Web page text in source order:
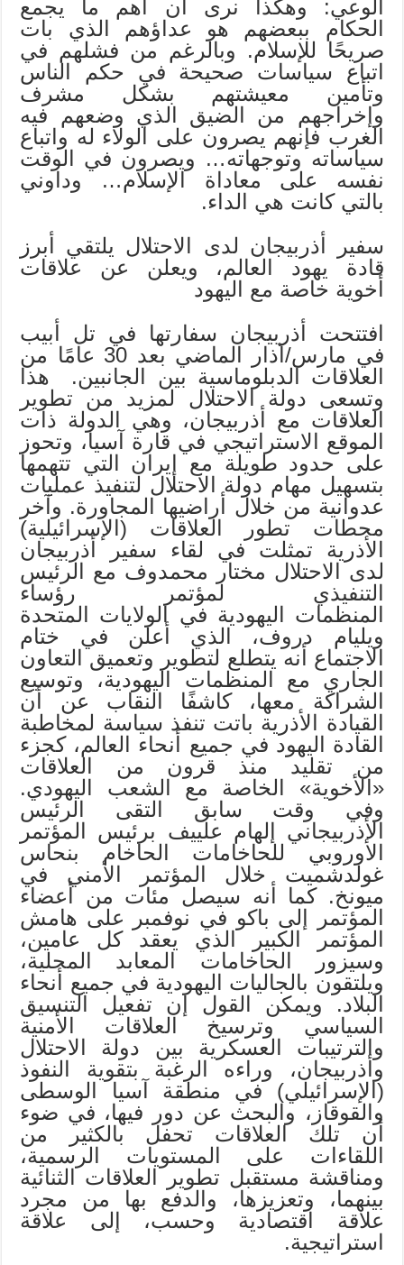
الوعي: وهكذا نرى أن أهم ما يجمع
الحكام ببعضهم هو عداؤهم الذي بات
صريحًا للإسلام. وبالرغم من فشلهم في
اتباع سياسات صحيحة في حكم الناس
وتأمين معيشتهم بشكل مشرف
وإخراجهم من الضيق الذي وضعهم فيه
الغرب فإنهم يصرون على الولاء له واتباع
سياساته وتوجهاته… ويصرون في الوقت
نفسه على معاداة الإسلام… وداوني
بالتي كانت هي الداء.
سفير أذربيجان لدى الاحتلال يلتقي أبرز
قادة يهود العالم، ويعلن عن علاقات
أخوية خاصة مع اليهود
افتتحت أذربيجان سفارتها في تل أبيب
في مارس/آذار الماضي بعد 30 عامًا من
العلاقات الدبلوماسية بين الجانبين. هذا
وتسعى دولة الاحتلال لمزيد من تطوير
العلاقات مع أذربيجان، وهي الدولة ذات
الموقع الاستراتيجي في قارة آسيا، وتحوز
على حدود طويلة مع إيران التي تتهمها
بتسهيل مهام دولة الاحتلال لتنفيذ عمليات
عدوانية من خلال أراضيها المجاورة. وآخر
محطات تطور العلاقات (الإسرائيلية)
الأذرية تمثلت في لقاء سفير أذربيجان
لدى الاحتلال مختار محمدوف مع الرئيس
التنفيذي لمؤتمر رؤساء
المنظمات اليهودية في الولايات المتحدة
ويليام دروف، الذي أعلن في ختام
الاجتماع أنه يتطلع لتطوير وتعميق التعاون
الجاري مع المنظمات اليهودية، وتوسيع
الشراكة معها، كاشفًا النقاب عن أن
القيادة الأذرية باتت تنفذ سياسة لمخاطبة
القادة اليهود في جميع أنحاء العالم، كجزء
من تقليد منذ قرون من العلاقات
«الأخوية» الخاصة مع الشعب اليهودي.
وفي وقت سابق التقى الرئيس
الأذربيجاني إلهام علييف برئيس المؤتمر
الأوروبي للحاخامات الحاخام بنحاس
غولدشميت خلال المؤتمر الأمني في
ميونخ. كما أنه سيصل مئات من أعضاء
المؤتمر إلى باكو في نوفمبر على هامش
المؤتمر الكبير الذي يعقد كل عامين،
وسيزور الحاخامات المعابد المحلية،
ويلتقون بالجاليات اليهودية في جميع أنحاء
البلاد. ويمكن القول إن تفعيل التنسيق
السياسي وترسيخ العلاقات الأمنية
والترتيبات العسكرية بين دولة الاحتلال
وأذربيجان، وراءه الرغبة بتقوية النفوذ
(الإسرائيلي) في منطقة آسيا الوسطى
والقوقاز، والبحث عن دور فيها، في ضوء
أن تلك العلاقات تحفل بالكثير من
اللقاءات على المستويات الرسمية،
ومناقشة مستقبل تطوير العلاقات الثنائية
بينهما، وتعزيزها، والدفع بها من مجرد
علاقة اقتصادية وحسب، إلى علاقة
استراتيجية.